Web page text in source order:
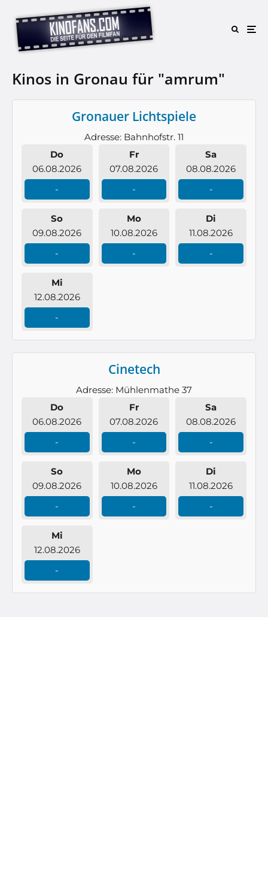
Kinos in Gronau für "amrum"
Gronauer Lichtspiele
Adresse: Bahnhofstr. 11
Do
06.08.2026
-
Fr
07.08.2026
-
Sa
08.08.2026
-
So
09.08.2026
-
Mo
10.08.2026
-
Di
11.08.2026
-
Mi
12.08.2026
-
Cinetech
Adresse: Mühlenmathe 37
Do
06.08.2026
-
Fr
07.08.2026
-
Sa
08.08.2026
-
So
09.08.2026
-
Mo
10.08.2026
-
Di
11.08.2026
-
Mi
12.08.2026
-